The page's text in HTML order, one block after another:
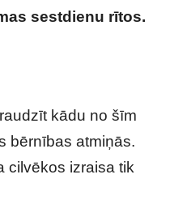
sestdienu rītos.
kādu no šīm
bērnības atmiņās.
cilvēkos izraisa tik